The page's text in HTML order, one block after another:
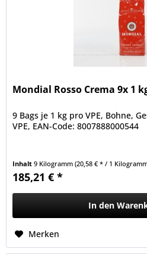
Mondial Rosso Crema 9x 1
9 Bags je 1 kg pro VPE, Bohne,
VPE, EAN-Code: 8007888000544
Inhalt9 Kilogramm(20,58 € * / 1
185,21 € *
In den
Merken